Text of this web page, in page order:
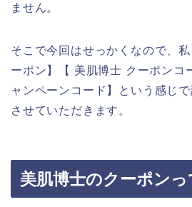
ません。
そこで今回はせっかくなので、
ーポン】【 美肌博士 クーポンコ
ャンペーンコード】という感じ
させていただきます。
美肌博士のクーポンっ